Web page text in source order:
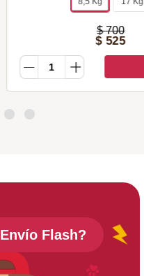
$ 700
$ 525
Envío Flash?